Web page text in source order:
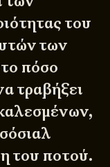
του
των
πόσο
τραβήξει
του ποτού.